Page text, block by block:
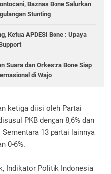
Baznas Bone Salurkan
Stunting
Ketua APDESI Bone : Upaya
Suara dan Orkestra Bone Siap
di Wajo
ketiga diisi oleh Partai
PKB dengan 8,6% dan
13 partai lainnya
0-6%.
Indikator Politik Indonesia